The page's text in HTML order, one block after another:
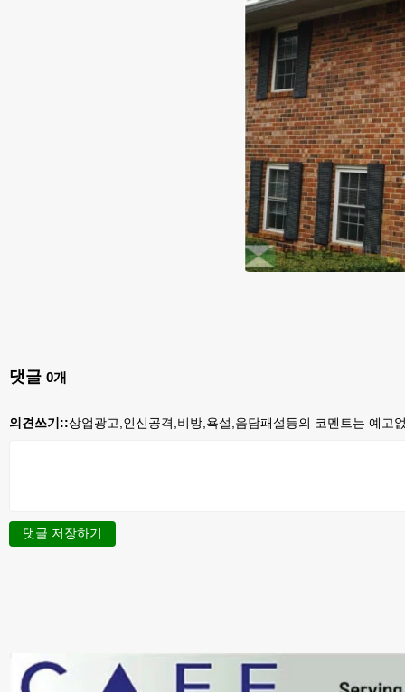
댓글 0개
의견쓰기::상업광고,인신공격,비방,욕설,음담패설등의 코멘트는 예고
댓글 저장하기